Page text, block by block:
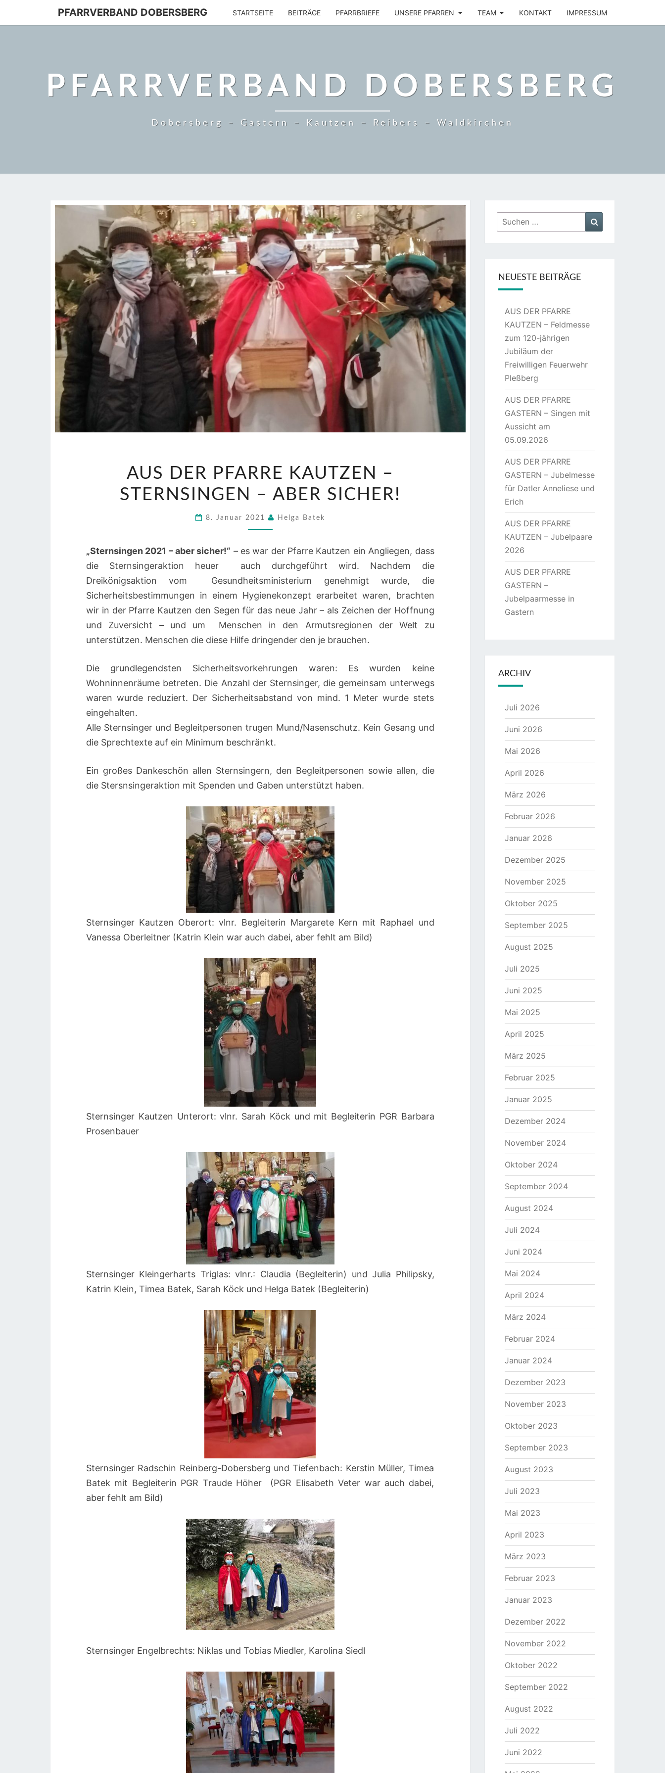
PFARRVERBAND DOBERSBERG STARTSEITE BEITRÄGE PFARRBRIEFE UNSERE PFARREN TEAM KONTAKT IMPRESSUM
PFARRVERBAND DOBERSBERG
Dobersberg – Gastern – Kautzen – Reibers – Waldkirchen
DER
PFARRE
–
–
ABER
SICHER!
AUS DER PFARRE KAUTZEN –
STERNSINGEN – ABER SICHER!
8. Januar 2021 Helga Batek
„Sternsingen 2021 – aber sicher!“ – es war der Pfarre Kautzen ein Angliegen, dass
die Sternsingeraktion heuer auch durchgeführt wird. Nachdem die
Dreikönigsaktion vom Gesundheitsministerium genehmigt wurde, die
Sicherheitsbestimmungen in einem Hygienekonzept erarbeitet waren, brachten
wir in der Pfarre Kautzen den Segen für das neue Jahr – als Zeichen der Hoffnung
und Zuversicht – und um Menschen in den Armutsregionen der Welt zu
unterstützen. Menschen die diese Hilfe dringender den je brauchen.
Die grundlegendsten Sicherheitsvorkehrungen waren: Es wurden keine
Wohninnenräume betreten. Die Anzahl der Sternsinger, die gemeinsam unterwegs
waren wurde reduziert. Der Sicherheitsabstand von mind. 1 Meter wurde stets
eingehalten.
Alle Sternsinger und Begleitpersonen trugen Mund/Nasenschutz. Kein Gesang und
die Sprechtexte auf ein Minimum beschränkt.
Ein großes Dankeschön allen Sternsingern, den Begleitpersonen sowie allen, die
die Stersnsingeraktion mit Spenden und Gaben unterstützt haben.
Sternsinger Kautzen Oberort: vlnr. Begleiterin Margarete Kern mit Raphael und
Vanessa Oberleitner (Katrin Klein war auch dabei, aber fehlt am Bild)
Sternsinger Kautzen Unterort: vlnr. Sarah Köck und mit Begleiterin PGR Barbara
Prosenbauer
Sternsinger Kleingerharts Triglas: vlnr.: Claudia (Begleiterin) und Julia Philipsky,
Katrin Klein, Timea Batek, Sarah Köck und Helga Batek (Begleiterin)
Sternsinger Radschin Reinberg-Dobersberg und Tiefenbach: Kerstin Müller, Timea
Batek mit Begleiterin PGR Traude Höher (PGR Elisabeth Veter war auch dabei,
aber fehlt am Bild)
Sternsinger Engelbrechts: Niklas und Tobias Miedler, Karolina Siedl
Suchen
nach:
NEUESTE BEITRÄGE
AUS DER PFARRE
KAUTZEN – Feldmesse
zum 120-jährigen
Jubiläum der
Freiwilligen Feuerwehr
Pleßberg
AUS DER PFARRE
GASTERN – Singen mit
Aussicht am
05.09.2026
AUS DER PFARRE
GASTERN – Jubelmesse
für Datler Anneliese und
Erich
AUS DER PFARRE
KAUTZEN – Jubelpaare
2026
AUS DER PFARRE
GASTERN –
Jubelpaarmesse in
Gastern
ARCHIV
Juli 2026
Juni 2026
Mai 2026
April 2026
März 2026
Februar 2026
Januar 2026
Dezember 2025
November 2025
Oktober 2025
September 2025
August 2025
Juli 2025
Juni 2025
Mai 2025
April 2025
März 2025
Februar 2025
Januar 2025
Dezember 2024
November 2024
Oktober 2024
September 2024
August 2024
Juli 2024
Juni 2024
Mai 2024
April 2024
März 2024
Februar 2024
Januar 2024
Dezember 2023
November 2023
Oktober 2023
September 2023
August 2023
Juli 2023
Mai 2023
April 2023
März 2023
Februar 2023
Januar 2023
Dezember 2022
November 2022
Oktober 2022
September 2022
August 2022
Juli 2022
Juni 2022